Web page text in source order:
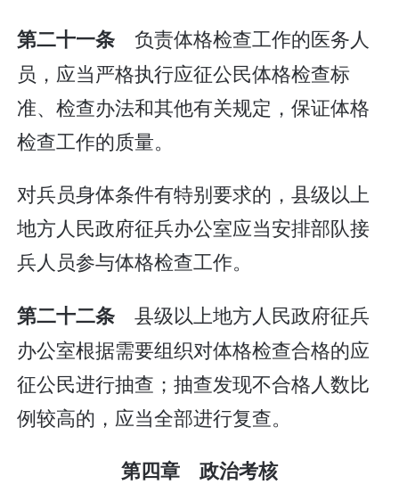
第二十一条 负责体格检查工作的医务人
员，应当严格执行应征公民体格检查标
准、检查办法和其他有关规定，保证体格
检查工作的质量。
对兵员身体条件有特别要求的，县级以上
地方人民政府征兵办公室应当安排部队接
兵人员参与体格检查工作。
第二十二条 县级以上地方人民政府征兵
办公室根据需要组织对体格检查合格的应
征公民进行抽查；抽查发现不合格人数比
例较高的，应当全部进行复查。
第四章 政治考核